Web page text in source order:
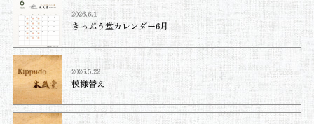
2026.6.1
きっぷう堂カレンダー6月
2026.5.22
模様替え